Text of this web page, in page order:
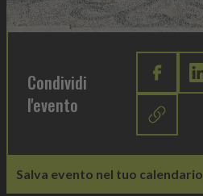
Condividi
l'evento
Salva evento nel tuo calendario